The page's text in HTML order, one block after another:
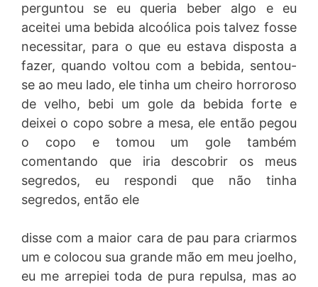
perguntou se eu queria beber algo e eu
aceitei uma bebida alcoólica pois talvez fosse
necessitar, para o que eu estava disposta a
fazer, quando voltou com a bebida, sentou-
se ao meu lado, ele tinha um cheiro horroroso
de velho, bebi um gole da bebida forte e
deixei o copo sobre a mesa, ele então pegou
o copo e tomou um gole também
comentando que iria descobrir os meus
segredos, eu respondi que não tinha
segredos, então ele
disse com a maior cara de pau para criarmos
um e colocou sua grande mão em meu joelho,
eu me arrepiei toda de pura repulsa, mas ao